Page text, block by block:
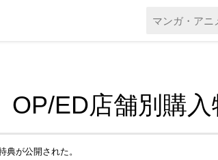
OP/ED店舗別購
が公開された。